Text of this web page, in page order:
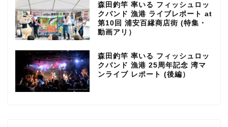
森田釣竿 率いる フィッシュロッ
クバンド 漁港 ライブレポート at
第10回 浦安百縁商店街 (特集・
動画アリ）
森田釣竿 率いる フィッシュロッ
クバンド 漁港 25周年記念 湾マ
ンライブ レポート (後編）